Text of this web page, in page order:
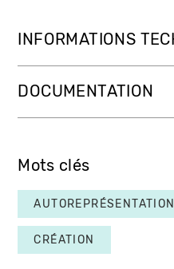
INFORMATIONS
DOCUMENTATION
Mots clés
AUTOREPRÉSENTATION
CRÉATION